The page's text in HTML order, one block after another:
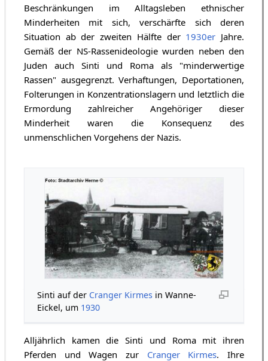
Beschränkungen im Alltagsleben ethnischer
Minderheiten mit sich, verschärfte sich deren
Situation ab der zweiten Hälfte der 1930er Jahre.
Gemäß der NS-Rassenideologie wurden neben den
Juden auch Sinti und Roma als "minderwertige
Rassen" ausgegrenzt. Verhaftungen, Deportationen,
Folterungen in Konzentrationslagern und letztlich die
Ermordung zahlreicher Angehöriger dieser
Minderheit waren die Konsequenz des
unmenschlichen Vorgehens der Nazis.
Sinti auf der Cranger Kirmes in Wanne-
Eickel, um 1930
Alljährlich kamen die Sinti und Roma mit ihren
Pferden und Wagen zur Cranger Kirmes. Ihre